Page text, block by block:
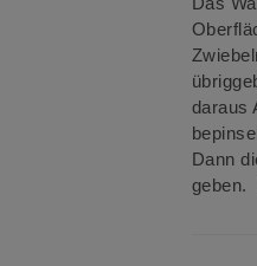
daraus
Dann
geben.